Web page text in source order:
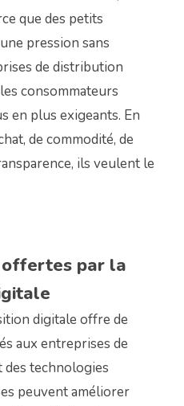
que des petits
pression sans
de distribution
consommateurs
en plus exigeants. En
de commodité, de
ils veulent le
par la
digitale offre de
aux entreprises de
technologies
peuvent améliorer